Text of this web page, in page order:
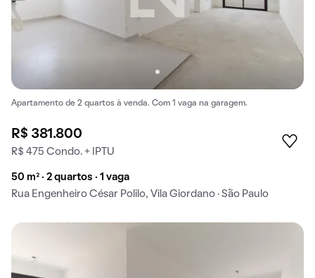
Apartamento de 2 quartos à venda. Com 1 vaga na garagem.
R$ 381.800
R$ 475 Condo. + IPTU
50 m² · 2 quartos · 1 vaga
Rua Engenheiro César Polilo, Vila Giordano · São Paulo